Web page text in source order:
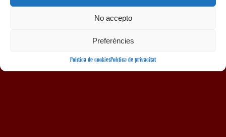
No accepto
Preferències
Política de cookiesPolítica de privacitat
AMB LA COL·LABORACIÓ